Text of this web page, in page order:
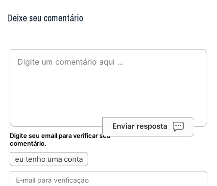
Deixe seu comentário
Enviar resposta
Digite seu email para verificar seu
comentário.
eu tenho uma conta